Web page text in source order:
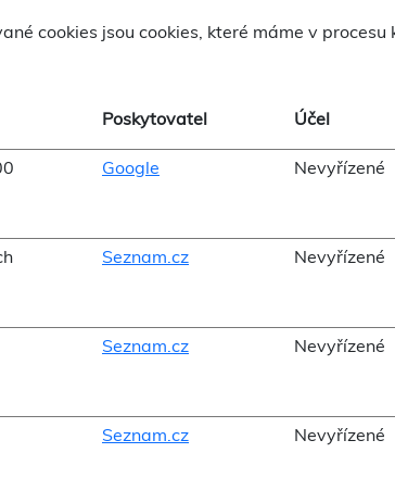
cookies jsou cookies, které máme v
Poskytovatel Účel
Google Nevyřízené
Seznam.cz Nevyřízené
Seznam.cz Nevyřízené
Seznam.cz Nevyřízené